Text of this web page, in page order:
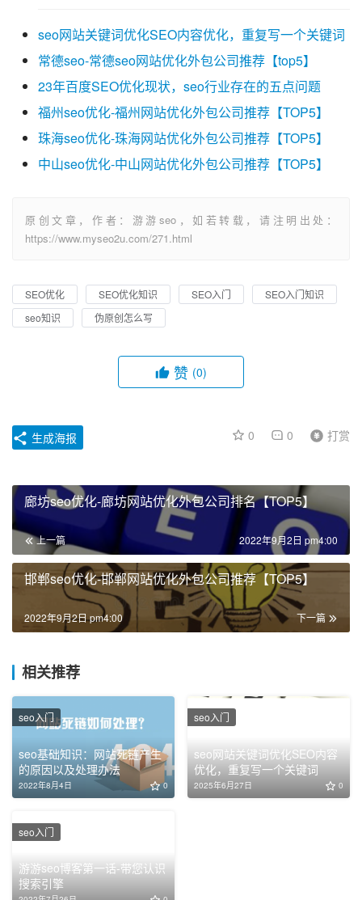
seo网站关键词优化SEO内容优化，重复写一个关键词
常德seo-常德seo网站优化外包公司推荐【top5】
23年百度SEO优化现状，seo行业存在的五点问题
福州seo优化-福州网站优化外包公司推荐【TOP5】
珠海seo优化-珠海网站优化外包公司推荐【TOP5】
中山seo优化-中山网站优化外包公司推荐【TOP5】
原创文章，作者：游游seo，如若转载，请注明出处：
https://www.myseo2u.com/271.html
SEO优化 SEO优化知识 SEO入门
SEO入门知识
seo知识
伪原创怎么写
赞 (0)
0 0 打赏
生成海报
廊坊seo优化-廊坊网站优化外包公司排名【TOP5】
上一篇 2022年9月2日 pm4:00
邯郸seo优化-邯郸网站优化外包公司推荐【TOP5】
下一篇
2022年9月2日 pm4:00
相关推荐
seo基础知识：网站死链产生
的原因以及处理办法
2022年8月4日 0
seo入门
seo网站关键词优化SEO内容
优化，重复写一个关键词
2025年6月27日 0
seo入门
游游seo博客第一话-带您认识
搜索引擎
seo入门